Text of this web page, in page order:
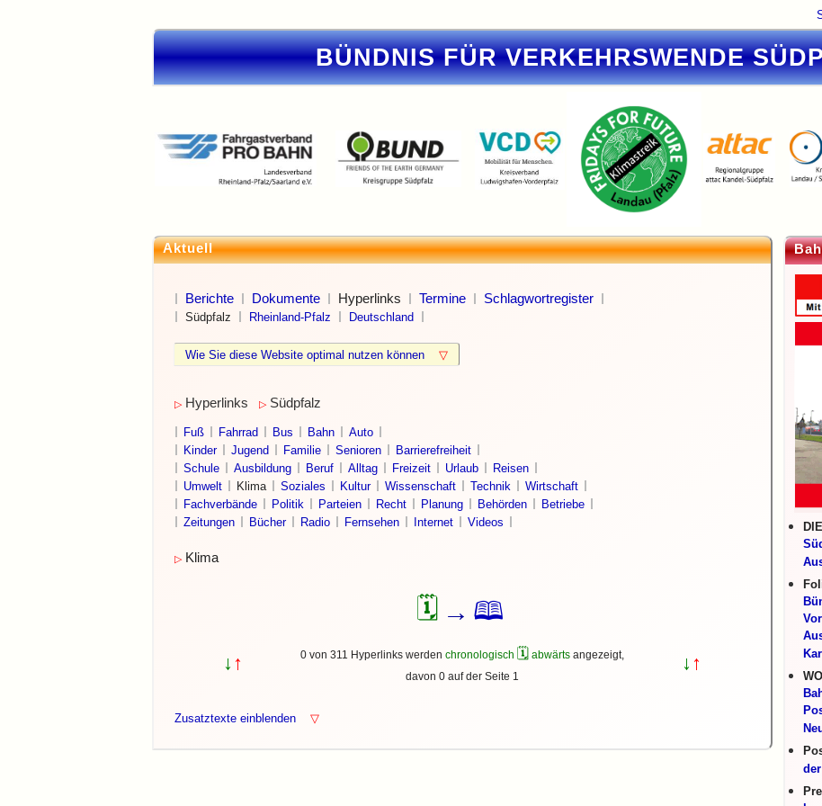
BÜNDNIS FÜR VERKEHRSWENDE
Aktuell
Berichte Dokumente Hyperlinks Termine Schlagwortregister
Südpfalz Rheinland-Pfalz Deutschland
Wie Sie diese Website optimal nutzen können ▽
▷ Hyperlinks ▷ Südpfalz
Fuß Fahrrad Bus Bahn
Auto
Kinder
Jugend Familie Senioren
Barrierefreiheit
Schule
Ausbildung Beruf Alltag Freizeit Urlaub
Reisen
Umwelt
Klima Soziales Kultur Wissenschaft Technik
Wirtschaft
Fachverbände
Politik Parteien Recht Planung Behörden
Betriebe
Zeitungen
Bücher Radio Fernsehen Internet Videos
▷ Klima
🗓 → 🕮
↓ ↑ 0 von 311 Hyperlinks werden chronologisch 🗓 abwärtsangezeigt,
davon 0 auf der Seite 1
↓ ↑
Zusatztexte einblenden ▽